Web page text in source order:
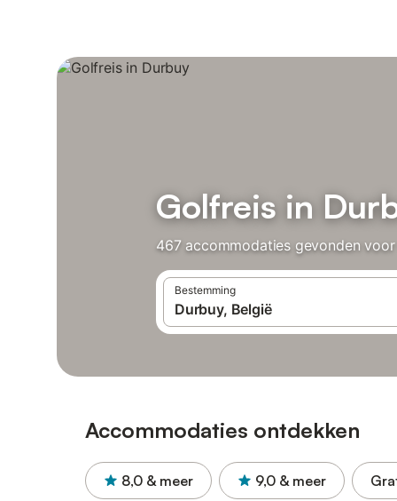
Golfreis in
467 accommodaties gevonden
Bestemming
Accommodaties ontdekken
8,0 & meer 9,0 & meer